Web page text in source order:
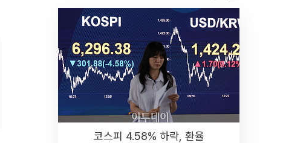
코스피 4.58% 하락, 환율